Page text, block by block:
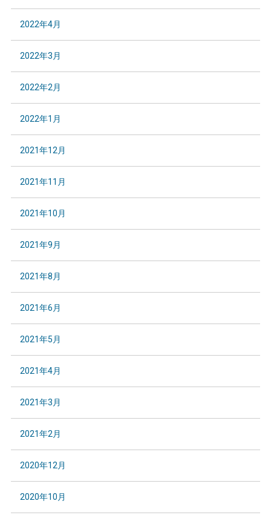
2022年4月
2022年3月
2022年2月
2022年1月
2021年12月
2021年11月
2021年10月
2021年9月
2021年8月
2021年6月
2021年5月
2021年4月
2021年3月
2021年2月
2020年12月
2020年10月